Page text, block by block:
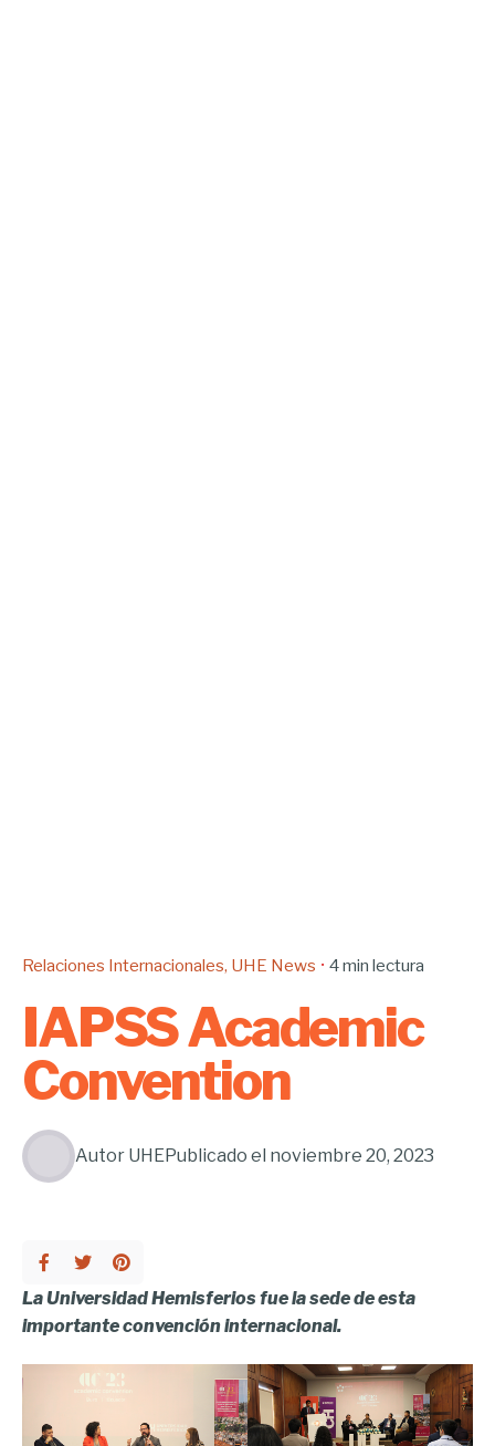
Relaciones Internacionales UHE News 4 min lectura
IAPSS Academic
Convention
Autor UHEPublicado el noviembre 20, 2023
La Universidad Hemisferios fue la sede de esta
importante convención internacional.